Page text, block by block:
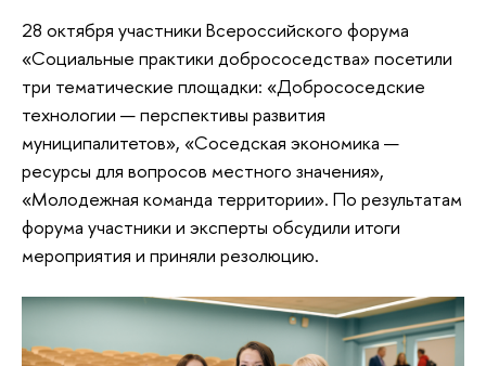
28 октября участники Всероссийского форума
«Социальные практики добрососедства» посетили
три тематические площадки: «Добрососедские
технологии — перспективы развития
муниципалитетов», «Соседская экономика —
ресурсы для вопросов местного значения»,
«Молодежная команда территории». По результатам
форума участники и эксперты обсудили итоги
мероприятия и приняли резолюцию.